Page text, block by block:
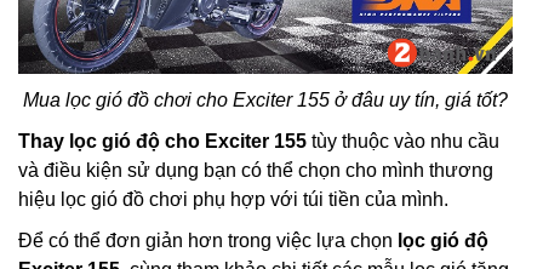
Mua lọc gió đồ chơi cho Exciter 155 ở đâu uy tín, giá tốt?
Thay lọc gió độ cho Exciter 155 tùy thuộc vào nhu cầu
và điều kiện sử dụng bạn có thể chọn cho mình thương
hiệu lọc gió đồ chơi phụ hợp với túi tiền của mình.
Để có thể đơn giản hơn trong việc lựa chọn lọc gió độ